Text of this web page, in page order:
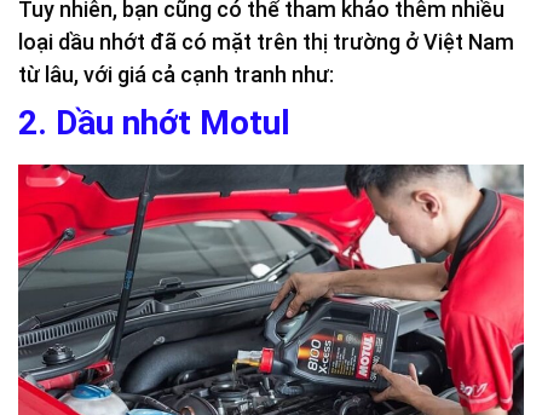
Tuy nhiên, bạn cũng có thể tham khảo thêm nhiều
loại dầu nhớt đã có mặt trên thị trường ở Việt Nam
từ lâu, với giá cả cạnh tranh như:
2. Dầu nhớt Motul